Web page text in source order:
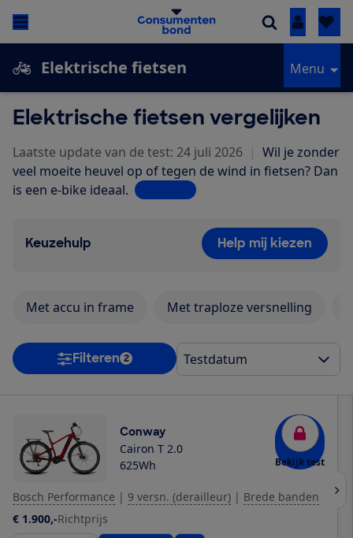
Inloggen
Elektrische fietsen Menu
Elektrische fietsen vergelijken
Laatste update van de test: 24 juli 2026 | Wil je zonder
veel moeite heuvel op of tegen de wind in fietsen? Dan
is een e-bike ideaal. Lees meer
Keuzehulp Help mij kiezen
Met accu in frame Met traploze versnelling
Filteren 2
Conway
Cairon T 2.0
625Wh
Bekijk test
Bosch Performance | 9 versn. (derailleur) | Brede banden
€ 1.900,-Richtprijs